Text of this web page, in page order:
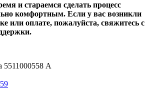
и стараемся сделать процесс
комфортным. Если у вас возникли
или оплате, пожалуйста, свяжитесь с
5511000558 A